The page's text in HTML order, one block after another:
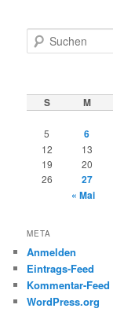
u
e
n
S M
5
6
12
13
19
20
26
27
« Mai
META
Anmelden
Eintrags-Feed
Kommentar-Feed
WordPress.org